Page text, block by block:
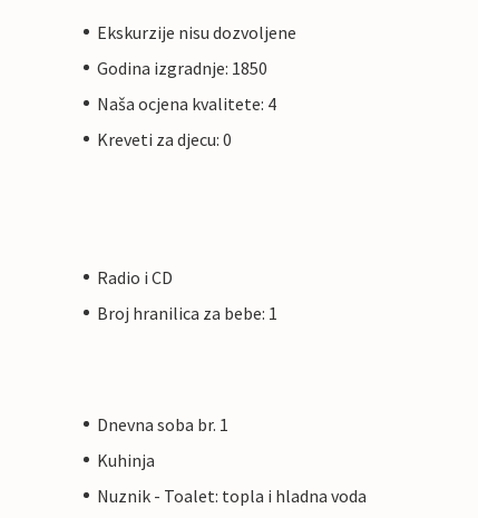
Ekskurzije nisu dozvoljene
Godina izgradnje: 1850
Naša ocjena kvalitete: 4
Kreveti za djecu: 0
Radio i CD
Broj hranilica za bebe: 1
Dnevna soba br. 1
Kuhinja
Nuznik - Toalet: topla i hladna voda